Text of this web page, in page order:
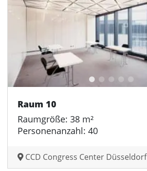
Raum 10
Raumgröße: 38 m²
Personenanzahl: 40
CCD Congress Center Düsseldorf